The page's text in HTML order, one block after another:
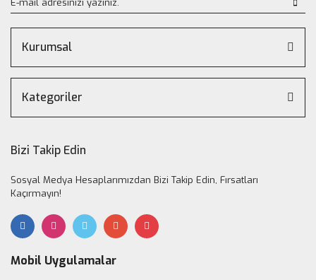
Kurumsal
Kategoriler
Bizi Takip Edin
Sosyal Medya Hesaplarımızdan Bizi Takip Edin, Fırsatları
Kaçırmayın!
Mobil Uygulamalar